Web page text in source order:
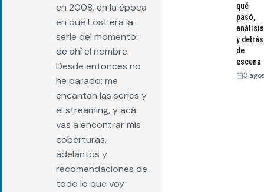
en 2008, en la época
en que Lost era la
serie del momento:
de ahí el nombre.
Desde entonces no
he parado: me
encantan las series y
el streaming, y acá
vas a encontrar mis
coberturas,
adelantos y
recomendaciones de
todo lo que voy
qué
pasó,
análisis
y detrás
de
escena
3